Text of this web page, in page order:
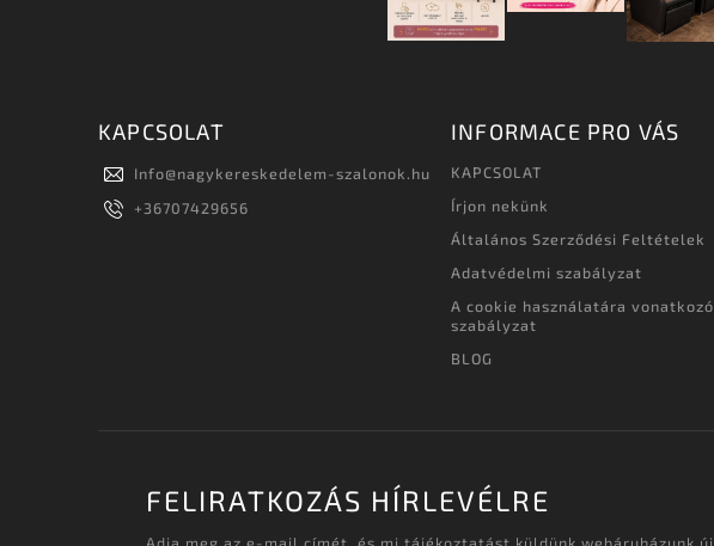
KAPCSOLAT
Info@nagykereskedelem-szalonok.hu
+36707429656
INFORMACE PRO VÁS
KAPCSOLAT
Írjon nekünk
Általános Szerződési Feltételek
Adatvédelmi szabályzat
A cookie használatára vonatkozó
szabályzat
BLOG
FELIRATKOZÁS HÍRLEVÉLRE